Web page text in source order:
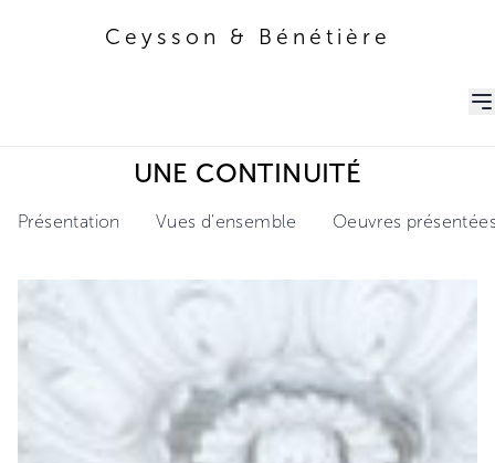
Ceysson & Bénétière
UNE CONTINUITÉ
Présentation Vues d'ensemble Oeuvres